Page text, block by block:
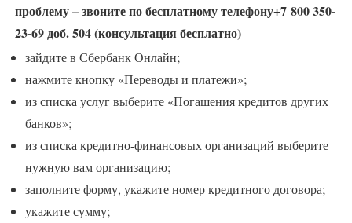
проблему – звоните по бесплатному телефону+7 800 350-
23-69 доб. 504 (консультация бесплатно)
зайдите в Сбербанк Онлайн;
нажмите кнопку «Переводы и платежи»;
из списка услуг выберите «Погашения кредитов других
банков»;
из списка кредитно-финансовых организаций выберите
нужную вам организацию;
заполните форму, укажите номер кредитного договора;
укажите сумму;